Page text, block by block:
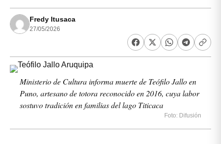
Fredy Itusaca
27/05/2026
Ministerio de Cultura informa muerte de Teófilo Jallo en
Puno, artesano de totora reconocido en 2016, cuya labor
sostuvo tradición en familias del lago Titicaca
Foto: Difusión